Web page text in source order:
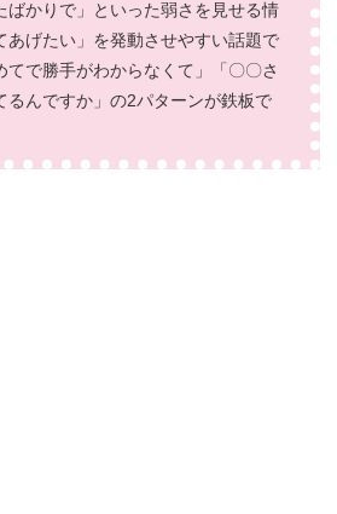
ばかりで」といった弱さを見せる情
あげたい」を発動させやすい話題で
てで勝手がわからなくて」「〇〇さ
るんですか」の2パターンが鉄板で